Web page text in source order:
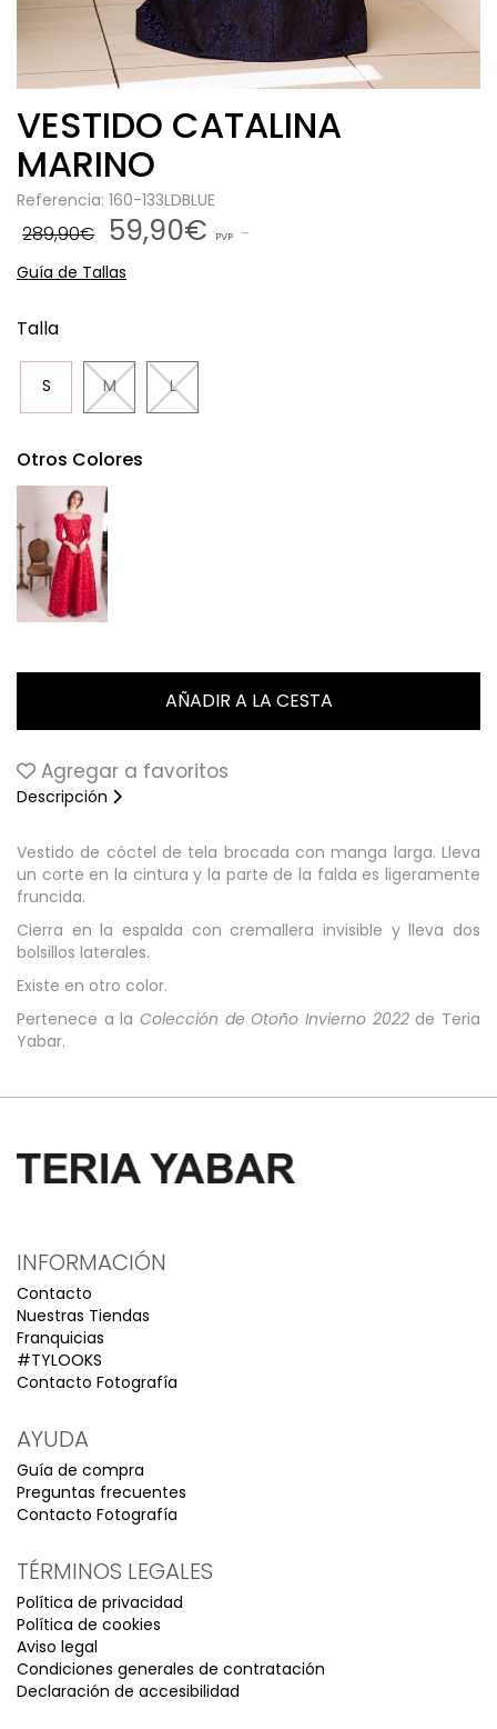
VESTIDO CATALINA
MARINO
Referencia: 160-133LDBLUE
289,90€ 59,90€ PVP
Guía de Tallas
Talla
S M L
Otros Colores
Agregar a favoritos
Descripción
Vestido de cóctel de tela brocada con manga larga. Lleva
un corte en la cintura y la parte de la falda es ligeramente
fruncida.
Cierra en la espalda con cremallera invisible y lleva dos
bolsillos laterales.
Existe en otro color.
Pertenece a la Colección de Otoño Invierno 2022de Teria
Yabar.
INFORMACIÓN
Contacto
Nuestras Tiendas
Franquicias
#TYLOOKS
Contacto Fotografía
AYUDA
Guía de compra
Preguntas frecuentes
Contacto Fotografía
TÉRMINOS LEGALES
Política de privacidad
Política de cookies
Aviso legal
Condiciones generales de contratación
Declaración de accesibilidad